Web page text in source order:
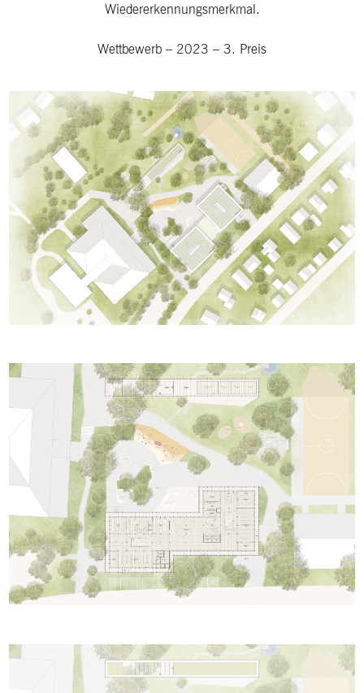
Wiedererkennungsmerkmal.
Wettbewerb – 2023 – 3. Preis